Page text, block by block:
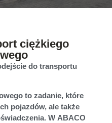
ciężkiego
do transportu
to zadanie, które
pojazdów, ale także
W ABACO